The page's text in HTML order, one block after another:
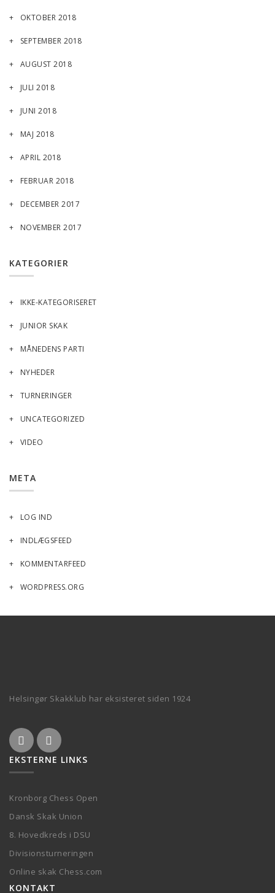
OKTOBER 2018
SEPTEMBER 2018
AUGUST 2018
JULI 2018
JUNI 2018
MAJ 2018
APRIL 2018
FEBRUAR 2018
DECEMBER 2017
NOVEMBER 2017
KATEGORIER
IKKE-KATEGORISERET
JUNIOR SKAK
MÅNEDENS PARTI
NYHEDER
TURNERINGER
UNCATEGORIZED
VIDEO
META
LOG IND
INDLÆGSFEED
KOMMENTARFEED
WORDPRESS.ORG
Helsingør Skakklub har eksisteret siden 1924
EKSTERNE LINKS
Kronborg Chess Open
Dansk Skak Union
8. Hovedkreds i DSU
Divisionsturneringen
Online skak Chess.com
KONTAKT